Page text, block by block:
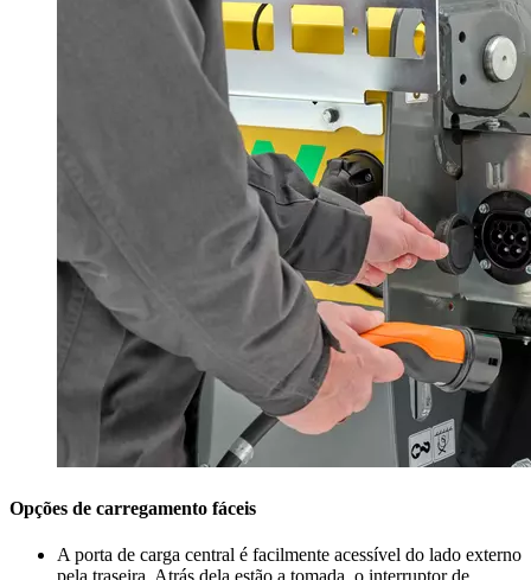
Opções de carregamento fáceis
A porta de carga central é facilmente acessível do lado externo
pela traseira. Atrás dela estão a tomada, o interruptor de